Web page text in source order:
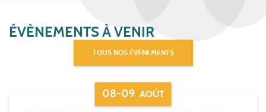
ÉVÈNEMENTS À VENIR
TOUS NOS ÉVÈNEMENTS
08-09 AOÛT